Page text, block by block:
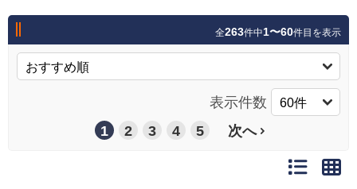
全263件中1〜60件目を表示
表示件数
1
2 3 4 5 次へ